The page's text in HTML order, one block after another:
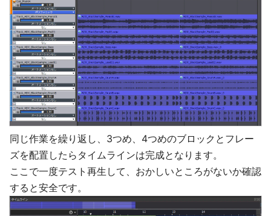
同じ作業を繰り返し、3つめ、4つめのブロックとフレー
ズを配置したらタイムラインは完成となります。
ここで一度テスト再生して、おかしいところがないか確認
すると安全です。